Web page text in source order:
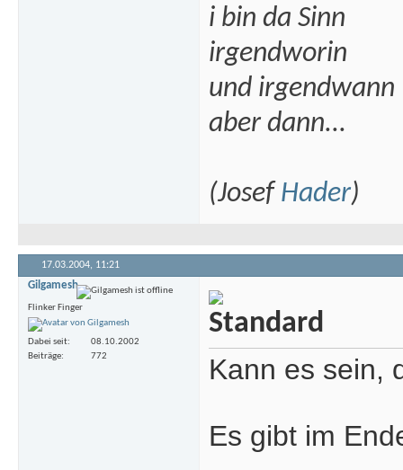
i bin da Sinn
irgendworin
und irgendwann
aber dann...
(Josef Hader)
17.03.2004, 11:21
Gilgamesh
Flinker Finger
Dabei seit
08.10.2002
Beiträge
772 Kann es sein,
Es gibt im